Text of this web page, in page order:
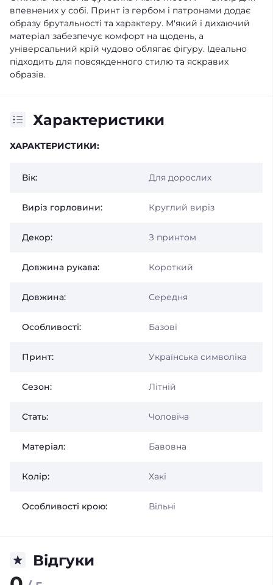
впевнених у собі. Принт із гербом і патронами додає
образу брутальності та характеру. М'який і дихаючий
матеріал забезпечує комфорт на щодень, а
універсальний крій чудово облягає фігуру. Ідеально
підходить для повсякденного стилю та яскравих
образів.
Характеристики
ХАРАКТЕРИСТИКИ:
Вік: Для дорослих
Виріз горловини: Круглий виріз
Декор: З принтом
Довжина рукава: Короткий
Довжина: Середня
Особливості: Базові
Принт: Українська символіка
Сезон: Літній
Стать: Чоловіча
Матеріал: Бавовна
Колір: Хакі
Особливості крою: Вільні
Відгуки